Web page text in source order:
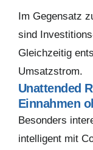
Im Gegensatz
sind
Gleichzeitig
Umsatzstrom.
Unattended
Einnahmen
Besonders
intelligent mit